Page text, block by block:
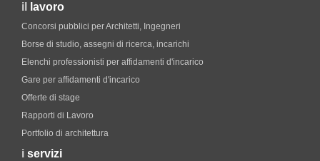
il lavoro
Concorsi pubblici per Architetti, Ingegneri
Borse di studio, assegni di ricerca, incarichi
Elenchi professionisti per affidamenti d'incarico
Gare per affidamenti d'incarico
Offerte di stage
Rapporti di Lavoro
Portfolio di architettura
i servizi